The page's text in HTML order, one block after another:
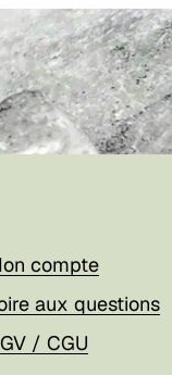
compte
aux questions
/ CGU